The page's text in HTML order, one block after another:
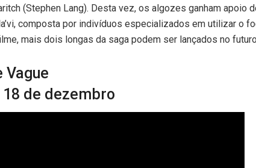
(Stephen Lang). Desta vez, os algozes ganham apoio
composta por indivíduos especializados em utilizar o
mais dois longas da saga podem ser lançados no
Vague
18 de dezembro